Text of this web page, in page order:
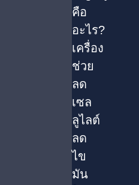
คือ
อะไร?
เครื่อง
ช่วย
ลด
เซล
ลูไลต์
ลด
ไข
มัน